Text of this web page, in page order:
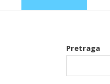
Pretraga